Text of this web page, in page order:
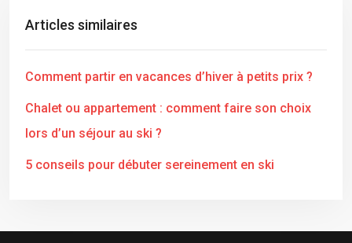
Articles similaires
Comment partir en vacances d’hiver à petits prix ?
Chalet ou appartement : comment faire son choix
lors d’un séjour au ski ?
5 conseils pour débuter sereinement en ski